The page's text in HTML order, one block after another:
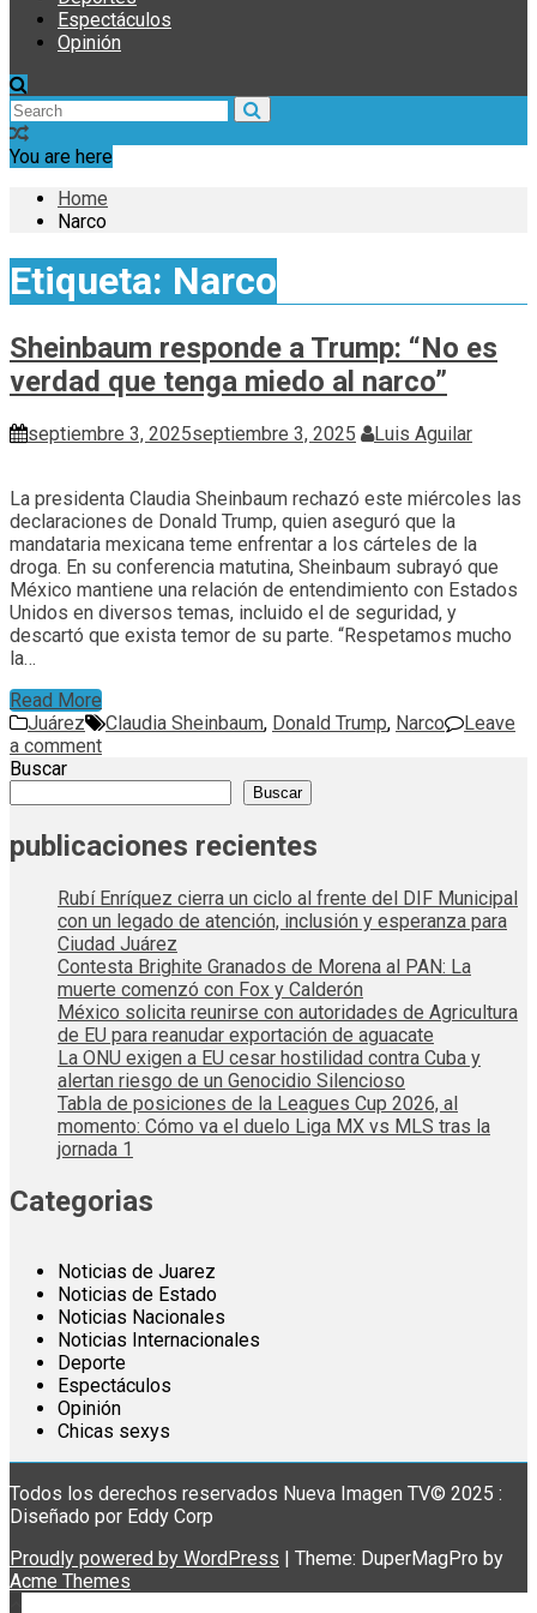
Espectáculos
Opinión
You are here
Home
Narco
Etiqueta: Narco
Sheinbaum responde a Trump: “No es
verdad que tenga miedo al narco”
septiembre 3, 2025septiembre 3, 2025 Luis Aguilar
La presidenta Claudia Sheinbaum rechazó este miércoles las
declaraciones de Donald Trump, quien aseguró que la
mandataria mexicana teme enfrentar a los cárteles de la
droga. En su conferencia matutina, Sheinbaum subrayó que
México mantiene una relación de entendimiento con Estados
Unidos en diversos temas, incluido el de seguridad, y
descartó que exista temor de su parte. “Respetamos mucho
la…
Read More
Juárez
Claudia Sheinbaum, Donald Trump, Narco
Leave
a comment
Buscar
Buscar
publicaciones recientes
Rubí Enríquez cierra un ciclo al frente del DIF Municipal
con un legado de atención, inclusión y esperanza para
Ciudad Juárez
Contesta Brighite Granados de Morena al PAN: La
muerte comenzó con Fox y Calderón
México solicita reunirse con autoridades de Agricultura
de EU para reanudar exportación de aguacate
La ONU exigen a EU cesar hostilidad contra Cuba y
alertan riesgo de un Genocidio Silencioso
Tabla de posiciones de la Leagues Cup 2026, al
momento: Cómo va el duelo Liga MX vs MLS tras la
jornada 1
Categorias
Noticias de Juarez
Noticias de Estado
Noticias Nacionales
Noticias Internacionales
Deporte
Espectáculos
Opinión
Chicas sexys
Todos los derechos reservados Nueva Imagen TV© 2025 :
Diseñado por Eddy Corp
Proudly powered by WordPress
Theme: DuperMagPro by
Acme Themes